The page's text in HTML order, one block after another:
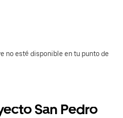
no esté disponible en tu punto de
San Pedro